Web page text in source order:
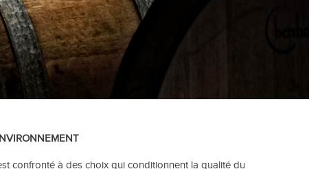
confronté à des choix qui conditionnent la qualité du